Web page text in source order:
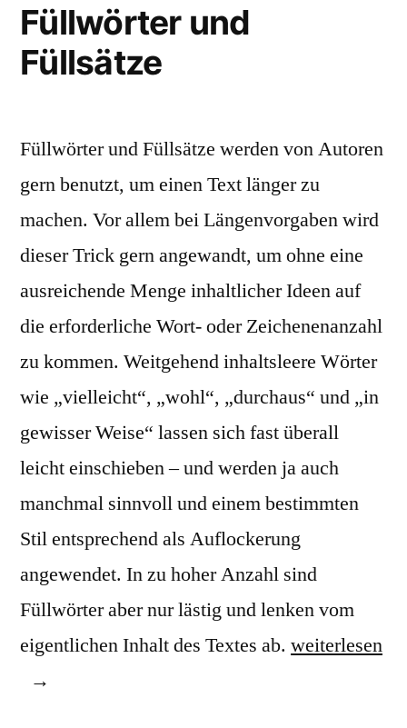
Füllwörter und
Füllsätze
Füllwörter und Füllsätze werden von Autoren
gern benutzt, um einen Text länger zu
machen. Vor allem bei Längenvorgaben wird
dieser Trick gern angewandt, um ohne eine
ausreichende Menge inhaltlicher Ideen auf
die erforderliche Wort- oder Zeichenenanzahl
zu kommen. Weitgehend inhaltsleere Wörter
wie „vielleicht“, „wohl“, „durchaus“ und „in
gewisser Weise“ lassen sich fast überall
leicht einschieben – und werden ja auch
manchmal sinnvoll und einem bestimmten
Stil entsprechend als Auflockerung
angewendet. In zu hoher Anzahl sind
Füllwörter aber nur lästig und lenken vom
eigentlichen Inhalt des Textes ab. „Füllwörter
weiterlesen